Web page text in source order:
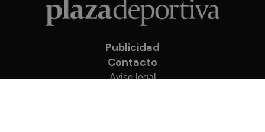
Publicidad
Contacto
Aviso legal